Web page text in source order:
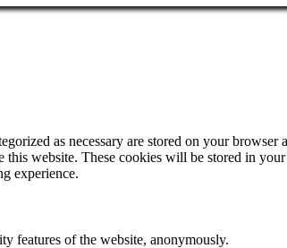
as necessary are stored on your browser
this website. These cookies will be stored in
experience.
features of the website, anonymously.